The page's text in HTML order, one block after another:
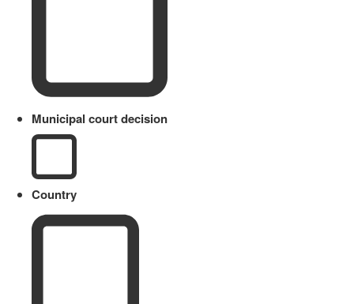
Municipal court decision
Country